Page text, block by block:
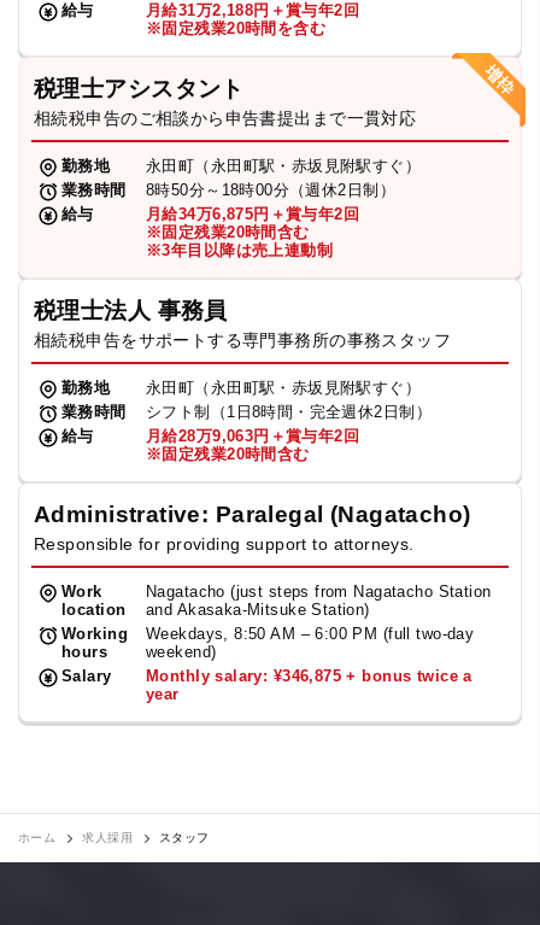
給与
月給31万2,188円＋賞与年2回
※固定残業20時間を含む
税理士アシスタント
相続税申告のご相談から申告書提出まで一貫対応
勤務地
永田町（永田町駅・赤坂見附駅すぐ）
業務時間
8時50分～18時00分（週休2日制）
給与
月給34万6,875円＋賞与年2回
※固定残業20時間含む
※3年目以降は売上連動制
税理士法人 事務員
相続税申告をサポートする専門事務所の事務スタッフ
勤務地
永田町（永田町駅・赤坂見附駅すぐ）
業務時間
シフト制（1日8時間・完全週休2日制）
給与
月給28万9,063円＋賞与年2回
※固定残業20時間含む
Administrative: Paralegal (Nagatacho)
Responsible for providing support to attorneys.
Work
location
Nagatacho (just steps from Nagatacho Station
and Akasaka-Mitsuke Station)
Working
hours
Weekdays, 8:50 AM – 6:00 PM (full two-day
weekend)
Salary
Monthly salary: ¥346,875 + bonus twice a
year
ホーム 求人採用 スタッフ